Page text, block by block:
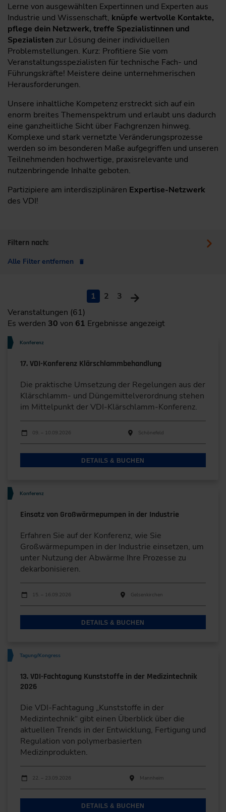
Lerne von ausgewählten Expertinnen und Experten aus
Industrie und Wissenschaft, knüpfe wertvolle Kontakte,
pflege dein Netzwerk, treffe Spezialistinnen und
Spezialisten zur Lösung deiner individuellen
Problemstellungen. Kurz: Profitiere Sie vom
Veranstaltungsspezialisten für technische Fach- und
Führungskräfte! Meistere deine unternehmerischen
Herausforderungen.
Unsere inhaltliche Kompetenz erstreckt sich auf ein
enorm breites Themenspektrum und erlaubt uns dadurch
eine ganzheitliche Sicht über Fachgrenzen hinweg.
Komplexe und stark vernetzte Veränderungsprozesse
werden so im besonderen Maße aufgegriffen und unseren
Teilnehmenden hochwertige, praxisrelevante und
nutzenbringende Inhalte geboten.
Partizipiere am interdisziplinären Expertise-Netzwerk
des VDI!
Filtern nach:
Alle Filter entfernen
1 2
3
Veranstaltungen (61)
Es werden 30 von 61 Ergebnisse angezeigt
Konferenz
17. VDI-Konferenz Klärschlammbehandlung
Die praktische Umsetzung der Regelungen aus der
Klärschlamm- und Düngemittelverordnung stehen
im Mittelpunkt der VDI-Klärschlamm-Konferenz.
Durchführungen
Veranstaltungsdatum
09. – 10.09.2026 Schönefeld
DETAILS & BUCHEN
Konferenz
Einsatz von Großwärmepumpen in der Industrie
Erfahren Sie auf der Konferenz, wie Sie
Großwärmepumpen in der Industrie einsetzen, um
unter Nutzung der Abwärme Ihre Prozesse zu
dekarbonisieren.
Durchführungen
Veranstaltungsdatum
15. – 16.09.2026 Gelsenkirchen
DETAILS & BUCHEN
Tagung/Kongress
13. VDI-Fachtagung Kunststoffe in der Medizintechnik
2026
Die VDI-Fachtagung „Kunststoffe in der
Medizintechnik“ gibt einen Überblick über die
aktuellen Trends in der Entwicklung, Fertigung und
Regulation von polymerbasierten
Medizinprodukten.
Durchführungen
Veranstaltungsdatum
22. – 23.09.2026 Mannheim
DETAILS & BUCHEN